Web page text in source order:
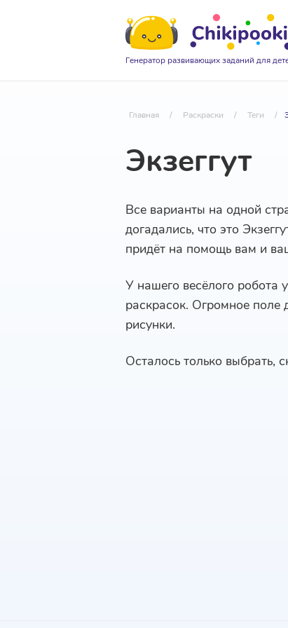
Генератор развивающих заданий для
Главная / Раскраски / Теги /
Экзеггут
Все варианты на одной
догадались, что это
придёт на помощь вам и
У нашего весёлого робота
раскрасок. Огромное поле
рисунки.
Осталось только выбрать,